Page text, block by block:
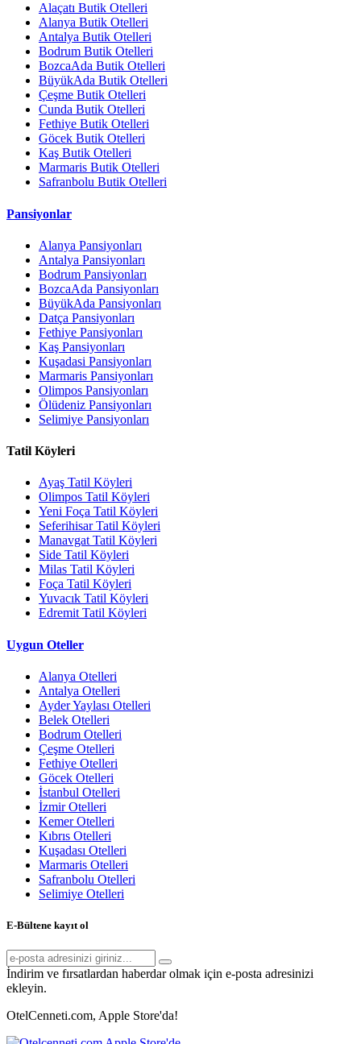
Alaçatı Butik Otelleri
Alanya Butik Otelleri
Antalya Butik Otelleri
Bodrum Butik Otelleri
BozcaAda Butik Otelleri
BüyükAda Butik Otelleri
Çeşme Butik Otelleri
Cunda Butik Otelleri
Fethiye Butik Otelleri
Göcek Butik Otelleri
Kaş Butik Otelleri
Marmaris Butik Otelleri
Safranbolu Butik Otelleri
Pansiyonlar
Alanya Pansiyonları
Antalya Pansiyonları
Bodrum Pansiyonları
BozcaAda Pansiyonları
BüyükAda Pansiyonları
Datça Pansiyonları
Fethiye Pansiyonları
Kaş Pansiyonları
Kuşadasi Pansiyonları
Marmaris Pansiyonları
Olimpos Pansiyonları
Ölüdeniz Pansiyonları
Selimiye Pansiyonları
Tatil Köyleri
Ayaş Tatil Köyleri
Olimpos Tatil Köyleri
Yeni Foça Tatil Köyleri
Seferihisar Tatil Köyleri
Manavgat Tatil Köyleri
Side Tatil Köyleri
Milas Tatil Köyleri
Foça Tatil Köyleri
Yuvacık Tatil Köyleri
Edremit Tatil Köyleri
Uygun Oteller
Alanya Otelleri
Antalya Otelleri
Ayder Yaylası Otelleri
Belek Otelleri
Bodrum Otelleri
Çeşme Otelleri
Fethiye Otelleri
Göcek Otelleri
İstanbul Otelleri
İzmir Otelleri
Kemer Otelleri
Kıbrıs Otelleri
Kuşadası Otelleri
Marmaris Otelleri
Safranbolu Otelleri
Selimiye Otelleri
E-Bültene kayıt ol
İndirim ve fırsatlardan haberdar olmak için e-posta adresinizi
ekleyin.
OtelCenneti.com, Apple Store'da!